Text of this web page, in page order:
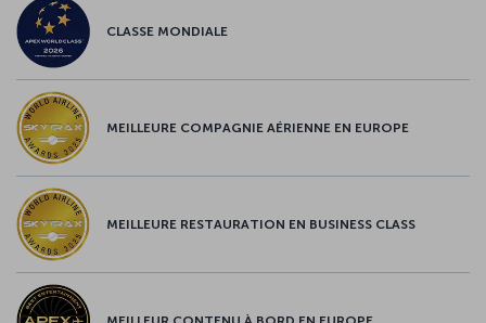
CLASSE MONDIALE
MEILLEURE COMPAGNIE AÉRIENNE EN EUROPE
MEILLEURE RESTAURATION EN BUSINESS CLASS